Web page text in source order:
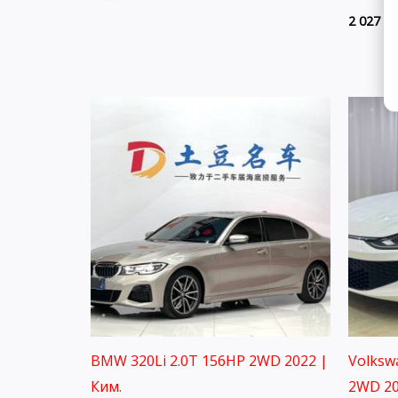
2 027
BMW 320Li 2.0T 156HP 2WD 2022 |
Ким.
2WD